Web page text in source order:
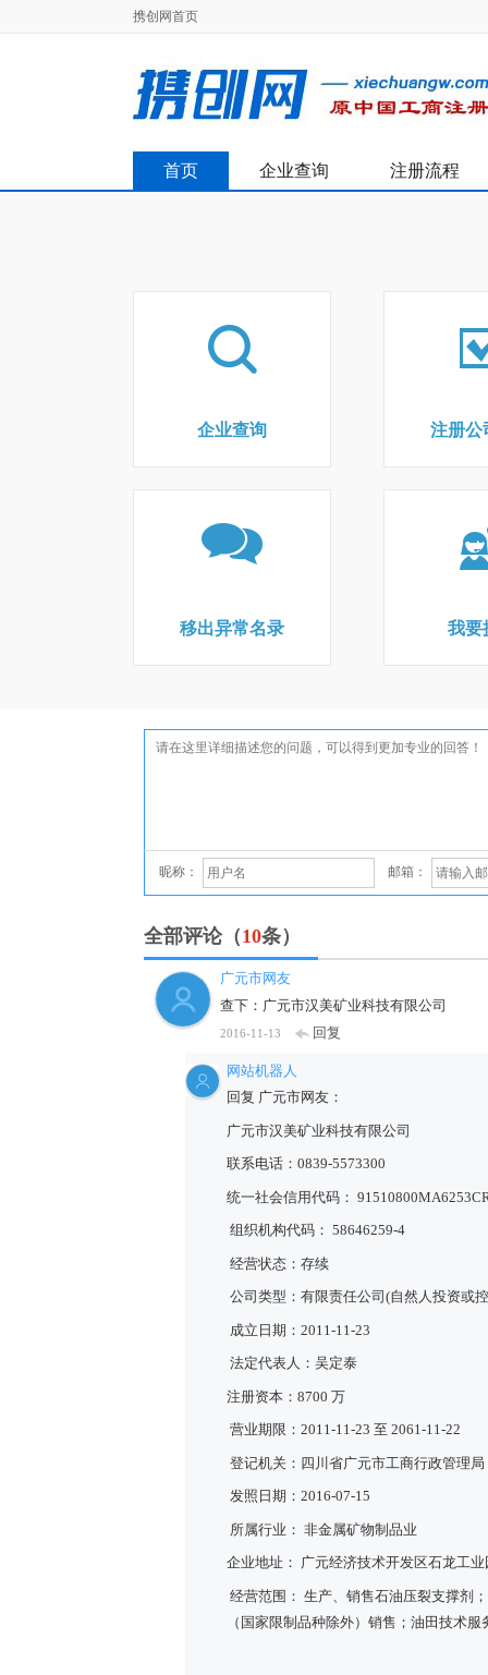
携创网首页
首页 企业查询 注册流程
企业查询 注册公
移出异常名录 我要
昵称： 邮箱：
全部评论（10条）
广元市网友
查下：广元市汉美矿业科技有限公司
2016-11-13 回复
网站机器人
回复 广元市网友：
广元市汉美矿业科技有限公司
联系电话：0839-5573300
统一社会信用代码：
组织机构代码： 58646259-4
经营状态：存续
公司类型：有限责任公司(自然人投资或
成立日期：2011-11-23
法定代表人：吴定泰
注册资本：8700 万
营业期限：2011-11-23 至 2061-11-22
登记机关：四川省广元市工商行政管理局
发照日期：2016-07-15
所属行业： 非金属矿物制品业
企业地址： 广元经济技术开发区石龙工业
经营范围： 生产、销售石油压裂支撑剂
（国家限制品种除外）销售；油田技术